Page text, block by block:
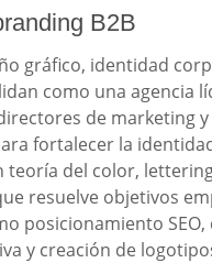
B2B
gráfico, identidad
como una agencia
de marketing
fortalecer la
teoría del color,
resuelve objetivos
posicionamiento
y creación de